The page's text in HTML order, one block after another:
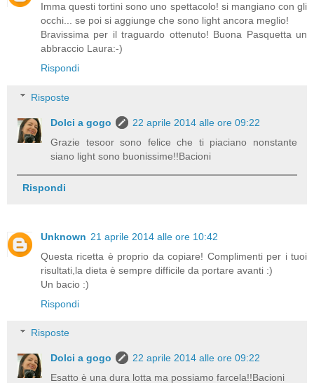
Imma questi tortini sono uno spettacolo! si mangiano con gli
occhi... se poi si aggiunge che sono light ancora meglio!
Bravissima per il traguardo ottenuto! Buona Pasquetta un
abbraccio Laura:-)
Rispondi
Risposte
Dolci a gogo
22 aprile 2014 alle ore 09:22
Grazie tesoor sono felice che ti piaciano nonstante
siano light sono buonissime!!Bacioni
Rispondi
Unknown 21 aprile 2014 alle ore 10:42
Questa ricetta è proprio da copiare! Complimenti per i tuoi
risultati,la dieta è sempre difficile da portare avanti :)
Un bacio :)
Rispondi
Risposte
Dolci a gogo
22 aprile 2014 alle ore 09:22
Esatto è una dura lotta ma possiamo farcela!!Bacioni